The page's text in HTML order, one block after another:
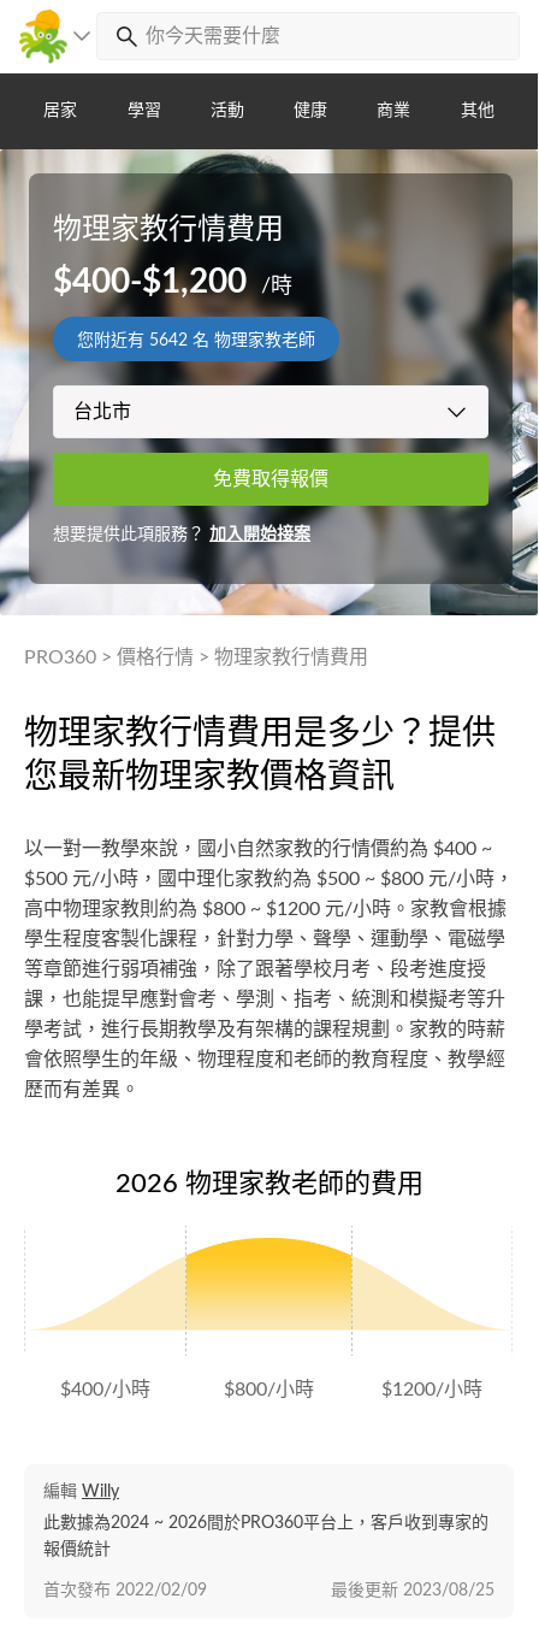
居家 學習 活動 健康 商業 其他
物理家教行情費用
$400-$1,200 /時
您附近有 5642 名 物理家教老師
免費取得報價
想要提供此項服務？加入開始接案
PRO360 > 價格行情 > 物理家教行情費用
物理家教行情費用是多少？提供
您最新物理家教價格資訊
以一對一教學來說，國小自然家教的行情價約為 $400 ~
$500 元/小時，國中理化家教約為 $500 ~ $800 元/小時，
高中物理家教則約為 $800 ~ $1200 元/小時。家教會根據
學生程度客製化課程，針對力學、聲學、運動學、電磁學
等章節進行弱項補強，除了跟著學校月考、段考進度授
課，也能提早應對會考、學測、指考、統測和模擬考等升
學考試，進行長期教學及有架構的課程規劃。家教的時薪
會依照學生的年級、物理程度和老師的教育程度、教學經
歷而有差異。
2026 物理家教老師的費用
$400/小時 $800/小時 $1200/小時
編輯 Willy
此數據為2024 ~ 2026間於PRO360平台上，客戶收到專家的
報價統計
最後更新 2023/08/25
首次發布 2022/02/09